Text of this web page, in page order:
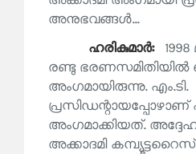
അനുഭവങ്ങൾ...
ഹരികുമാര്‍:
രണ്ടു ഭരണസമിതിയിൽ
അംഗമായിരുന്നു. എം.ടി.
പ്രസിഡന്റായപ്പോഴാണ്
അംഗമാക്കിയത്.
അക്കാദമി